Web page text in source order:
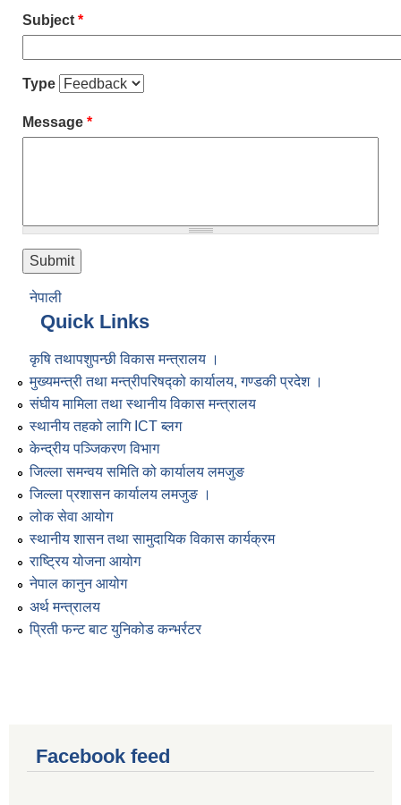
Subject *
Type
Message *
नेपाली
Quick Links
कृषि तथापशुपन्छी विकास मन्त्रालय ।
मुख्यमन्त्री तथा मन्त्रीपरिषद्को कार्यालय, गण्डकी प्रदेश ।
संघीय मामिला तथा स्थानीय विकास मन्त्रालय
स्थानीय तहको लागि ICT ब्लग
केन्द्रीय पञ्जिकरण विभाग
जिल्ला समन्वय समिति को कार्यालय लमजुङ
जिल्ला प्रशासन कार्यालय लमजुङ ।
लोक सेवा आयोग
स्थानीय शासन तथा सामुदायिक विकास कार्यक्रम
राष्ट्रिय योजना आयोग
नेपाल कानुन आयोग
अर्थ मन्त्रालय
प्रिती फन्ट बाट युनिकोड कन्भर्रटर
Facebook feed